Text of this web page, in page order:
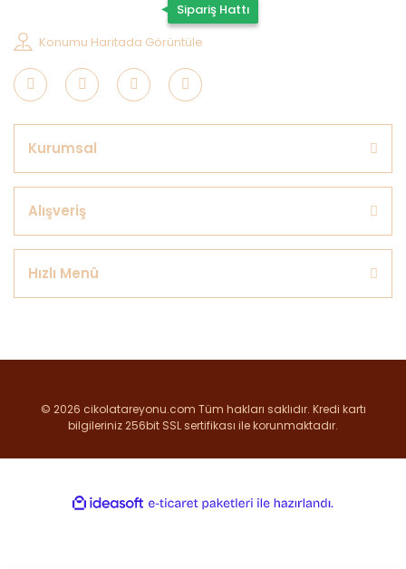
Sipariş Hattı
Konumu Haritada Görüntüle
Kurumsal
Alışveriş
Hızlı Menü
© 2026 cikolatareyonu.com Tüm hakları saklıdır. Kredi kartı
bilgileriniz 256bit SSL sertifikası ile korunmaktadır.
ideasoft
e-